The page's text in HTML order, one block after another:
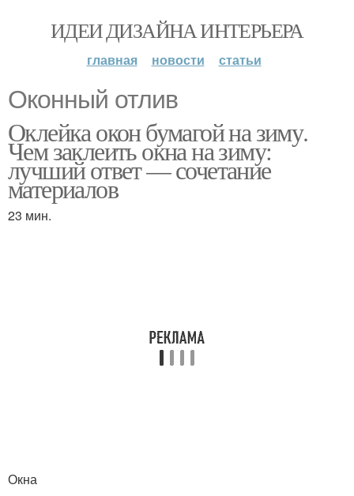
ИДЕИ ДИЗАЙНА ИНТЕРЬЕРА
главная новости статьи
Оконный отлив
Оклейка окон бумагой на зиму.
Чем заклеить окна на зиму:
лучший ответ — сочетание
материалов
23 мин.
Окна